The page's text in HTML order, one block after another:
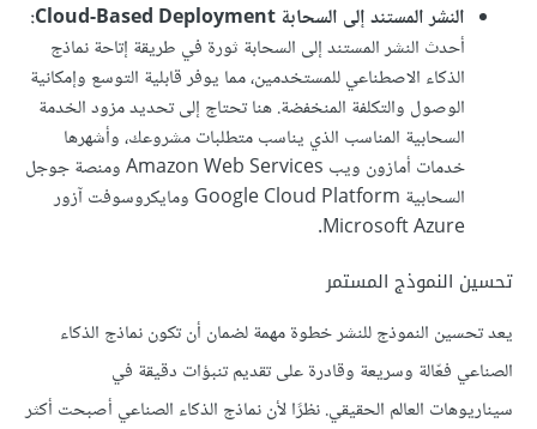
النشر المستند إلى السحابة Cloud-Based Deployment:
أحدث النشر المستند إلى السحابة ثورة في طريقة إتاحة نماذج
الذكاء الاصطناعي للمستخدمين، مما يوفر قابلية التوسع وإمكانية
الوصول والتكلفة المنخفضة. هنا تحتاج إلى تحديد مزود الخدمة
السحابية المناسب الذي يناسب متطلبات مشروعك، وأشهرها
خدمات أمازون ويب Amazon Web Services ومنصة جوجل
السحابية Google Cloud Platform ومايكروسوفت آزور
Microsoft Azure.
تحسين النموذج المستمر
يعد تحسين النموذج للنشر خطوة مهمة لضمان أن تكون نماذج الذكاء
الصناعي فعّالة وسريعة وقادرة على تقديم تنبؤات دقيقة في
سيناريوهات العالم الحقيقي. نظرًا لأن نماذج الذكاء الصناعي أصبحت أكثر